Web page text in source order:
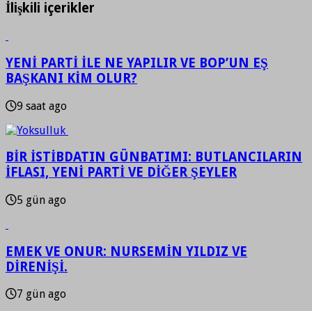
İlişkili içerikler
YENİ PARTİ İLE NE YAPILIR VE BOP’UN EŞ
BAŞKANI KİM OLUR?
9 saat ago
BİR İSTİBDATIN GÜNBATIMI: BUTLANCILARIN
İFLASI, YENİ PARTİ VE DİĞER ŞEYLER
5 gün ago
EMEK VE ONUR: NURSEMİN YILDIZ VE
DİRENİŞİ.
7 gün ago